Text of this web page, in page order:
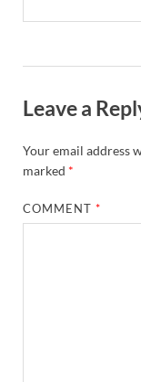
Leave a
Your email address
marked *
COMMENT*